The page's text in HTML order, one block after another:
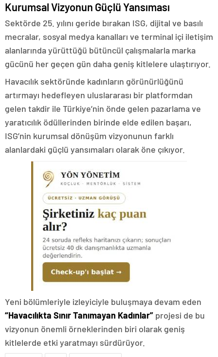
Kurumsal Vizyonun Güçlü Yansıması
Sektörde 25. yılını geride bırakan ISG, dijital ve basılı
mecralar, sosyal medya kanalları ve terminal içi iletişim
alanlarında yürüttüğü bütüncül çalışmalarla marka
gücünü her geçen gün daha geniş kitlelere ulaştırıyor.
Havacılık sektöründe kadınların görünürlüğünü
artırmayı hedefleyen uluslararası bir platformdan
gelen takdir ile Türkiye’nin önde gelen pazarlama ve
yaratıcılık ödüllerinden birinde elde edilen başarı,
ISG’nin kurumsal dönüşüm vizyonunun farklı
alanlardaki güçlü yansımaları olarak öne çıkıyor.
Yeni bölümleriyle izleyiciyle buluşmaya devam eden
“Havacılıkta Sınır Tanımayan Kadınlar” projesi de bu
vizyonun önemli örneklerinden biri olarak geniş
kitlelerde etki yaratmayı sürdürüyor.